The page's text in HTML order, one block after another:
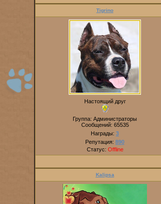
Tigrino
Настоящий друг
Группа: Администраторы
Сообщений: 65535
Награды: 3
Репутация: 890
Статус: Offline
Kalipsa